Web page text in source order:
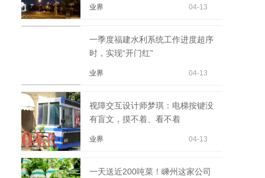
业界 04-13
一季度福建水利系统工作进度超序
时，实现“开门红”
业界 04-13
视障交互设计师梦琪：电梯按键没
有盲文，摸不着、看不着
业界 04-13
一天送近200吨菜！嵊州这家公司